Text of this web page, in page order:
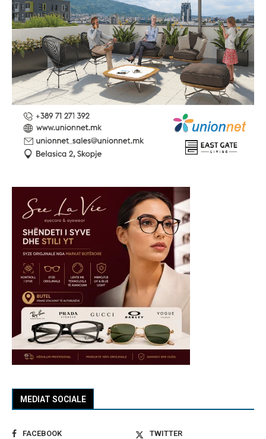
MEDIAT SOCIALE
FACEBOOK
TWITTER